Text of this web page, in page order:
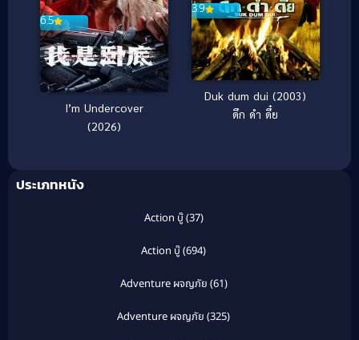
6.5
I’m Undercover
(2026)
3.9
Duk dum dui (2003)
ดึก ดำ ดึ๋ย
ประเภทหนัง
Action บู๊(37)
Action บู๊(694)
Adventure ผจญภัย (61)
Adventure ผจญภัย (325)